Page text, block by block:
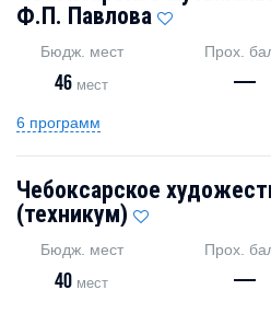
Ф.П. Павлова
Бюдж. мест
46 мест
Прох.
—
6 программ
Чебоксарское
(техникум)
Бюдж. мест
40 мест
Прох.
—